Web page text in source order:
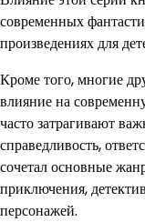
современных
произведениях для
Кроме того, многие
влияние на
часто затрагивают
справедливость,
сочетал основные
приключения,
персонажей.